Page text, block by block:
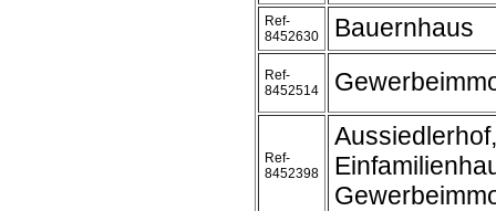
Ref-
8452630
Bauernhaus
Ref-
8452514
Ref-
8452398